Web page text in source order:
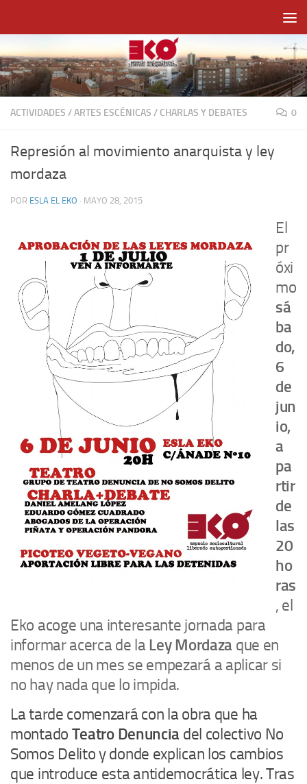
ACTIVIDADES /ARTES ESCÉNICAS / CHARLAS Y DEBATES 0
Represión al movimiento anarquista y ley
mordaza
POR ESLA EL EKO · MAYO 28, 2015
El
pr
óxi
mo
sá
ba
do,
6
de
jun
io,
a
pa
rtir
de
las
20
ho
ras
, el
Eko acoge una interesante jornada para
informar acerca de la Ley Mordaza que en
menos de un mes se empezará a aplicar si
no hay nada que lo impida.
La tarde comenzará con la obra que ha
montado Teatro Denuncia del colectivo No
Somos Delito y donde explican los cambios
que introduce esta antidemocrática ley. Tras